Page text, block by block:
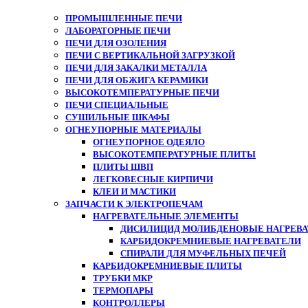
ПРОМЫШЛЕННЫЕ ПЕЧИ
ЛАБОРАТОРНЫЕ ПЕЧИ
ПЕЧИ ДЛЯ ОЗОЛЕНИЯ
ПЕЧИ С ВЕРТИКАЛЬНОЙ ЗАГРУЗКОЙ
ПЕЧИ ДЛЯ ЗАКАЛКИ МЕТАЛЛА
ПЕЧИ ДЛЯ ОБЖИГА КЕРАМИКИ
ВЫСОКОТЕМПЕРАТУРНЫЕ ПЕЧИ
ПЕЧИ СПЕЦИАЛЬНЫЕ
СУШИЛЬНЫЕ ШКАФЫ
ОГНЕУПОРНЫЕ МАТЕРИАЛЫ
ОГНЕУПОРНОЕ ОДЕЯЛО
ВЫСОКОТЕМПЕРАТУРНЫЕ ПЛИТЫ
ПЛИТЫ ШВП
ЛЕГКОВЕСНЫЕ КИРПИЧИ
КЛЕИ И МАСТИКИ
ЗАПЧАСТИ К ЭЛЕКТРОПЕЧАМ
НАГРЕВАТЕЛЬНЫЕ ЭЛЕМЕНТЫ
ДИСИЛИЦИД МОЛИБДЕНОВЫЕ
КАРБИДОКРЕМНИЕВЫЕ НАГРЕВАТЕЛИ
СПИРАЛИ ДЛЯ МУФЕЛЬНЫХ ПЕЧЕЙ
КАРБИДОКРЕМНИЕВЫЕ ПЛИТЫ
ТРУБКИ МКР
ТЕРМОПАРЫ
КОНТРОЛЛЕРЫ